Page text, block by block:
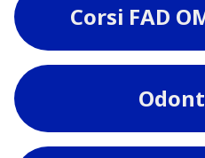
Corsi FAD